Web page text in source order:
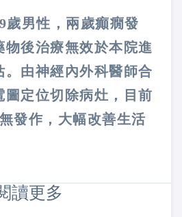
歲男性，兩歲癲癇發
物後治療無效於本院進
。由神經內外科醫師合
圖定位切除病灶，目前
發作，大幅改善生活
讀更多